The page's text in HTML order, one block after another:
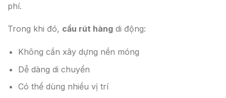
phí.
Trong khi đó, cầu rút hàng di động:
Không cần xây dựng nền móng
Dễ dàng di chuyển
Có thể dùng nhiều vị trí